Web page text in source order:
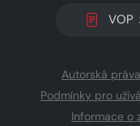
VOP
Autorská
Podmínky pro
Informace o